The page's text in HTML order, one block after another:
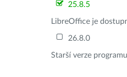
25.8.5
LibreOffice je
26.8.0
Starší verze